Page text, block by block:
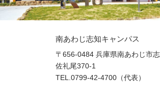
南あわじ志知キャンパス
〒656-0484 兵庫県南あわじ市
佐礼尾370-1
TEL.0799-42-4700（代表）